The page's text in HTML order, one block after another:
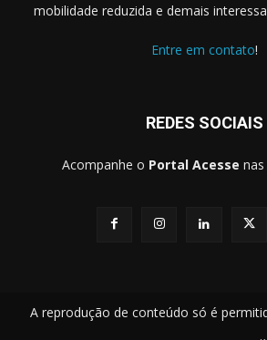
mobilidade reduzida e demais
Entre em contato!
REDES SOCIAIS
Acompanhe o Portal Acesse
A reprodução de conteúdo só é